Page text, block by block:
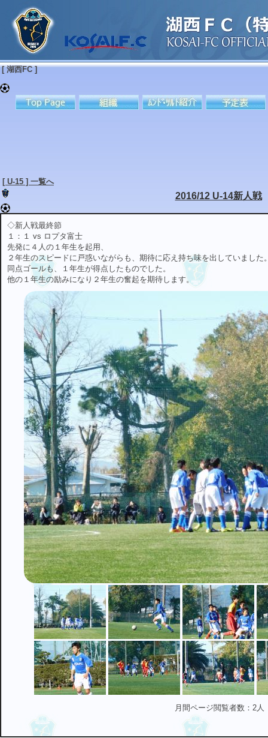
[ 湖西FC ]
[ U-15 ] 一覧へ
2016/12 U-14新人戦
◇新人戦最終節
１：１ vs ロプタ富士
先発に４人の１年生を起用、
２年生のスピードに戸惑いながらも、期待に応え持ち味を出していました
同点ゴールも、１年生が得点したものでした。
他の１年生の励みになり２年生の奮起を期待します。
月間ページ閲覧者数：2人